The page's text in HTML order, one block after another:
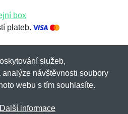
box
plateb.
let s vámi)Netnakup.cz
služeb,
návštěvnosti soubory
webu s tím souhlasíte.
Další informace